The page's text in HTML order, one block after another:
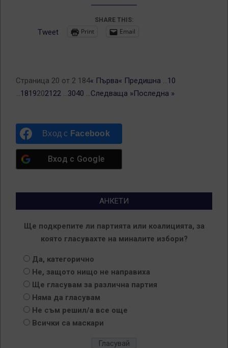
SHARE THIS:
Tweet Print Email
Страница 20 от 2 184« Първа« Предишна ...10
...18192021 22 ...3040 ...Следваща » Последна »
Вход с Facebook
Вход с Google
АНКЕТИ
Ще подкрепите ли партията или коалицията, за
която гласувахте на миналите избори?
Да, категорично
Не, защото нищо не направиха
Ще гласувам за различна партия
Няма да гласувам
Не съм решил/а все още
Всички са маскари